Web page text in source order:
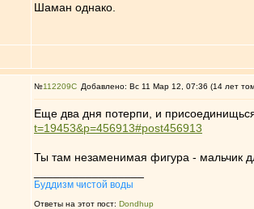
Шаман однако.
№112209 Добавлено: Вс 11 Мар 12, 07:36 (14 лет
Еще два дня потерпи, и
t=19453&p=456913#post456913
Ты там незаменимая фигура - мальчик
Буддизм чистой воды
Ответы на этот пост: Dondhup